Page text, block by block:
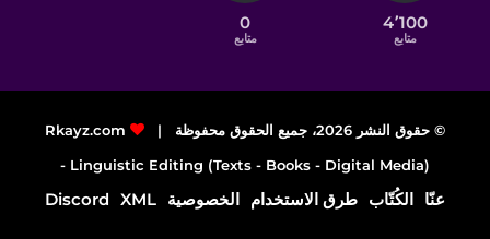
4٬100
متابع
0
متابع
© حقوق النشر 2026، جميع الحقوق محفوظة |
Rkayz.com
Linguistic Editing (Texts - Books - Digital Media) -
عنّا الكُتّاب طرق الاستخدام الخصوصية XML
Discord